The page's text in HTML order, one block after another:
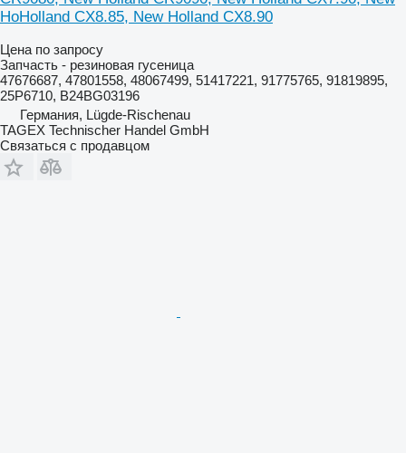
HoHolland CX8.85, New Holland CX8.90
Цена по запросу
Запчасть - резиновая гусеница
47676687, 47801558, 48067499, 51417221, 91775765, 91819895,
25P6710, B24BG03196
Германия, Lügde-Rischenau
TAGEX Technischer Handel GmbH
Связаться с продавцом